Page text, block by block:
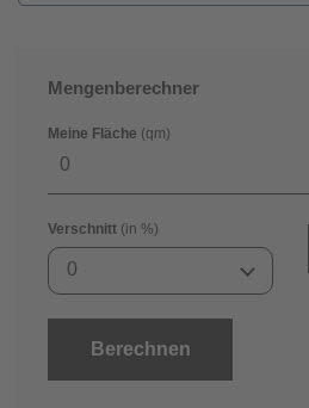
Mengenberechner
Meine Fläche (qm)
Verschnitt (in %)
0
Berechnen